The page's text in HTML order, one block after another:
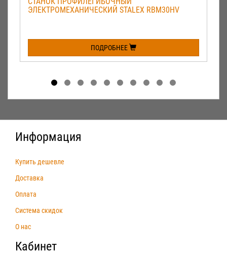
ЭЛЕКТРОМЕХАНИЧЕСКИЙ STALEX RBM30HV
ПОДРОБНЕЕ
Информация
Купить дешевле
Доставка
Оплата
Система скидок
О нас
Кабинет